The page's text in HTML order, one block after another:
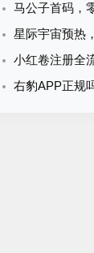
马公子首码，零
星际宇宙预热
小红卷注册全流程：官方指定邀
右豹APP正规吗？官方顶配邀请